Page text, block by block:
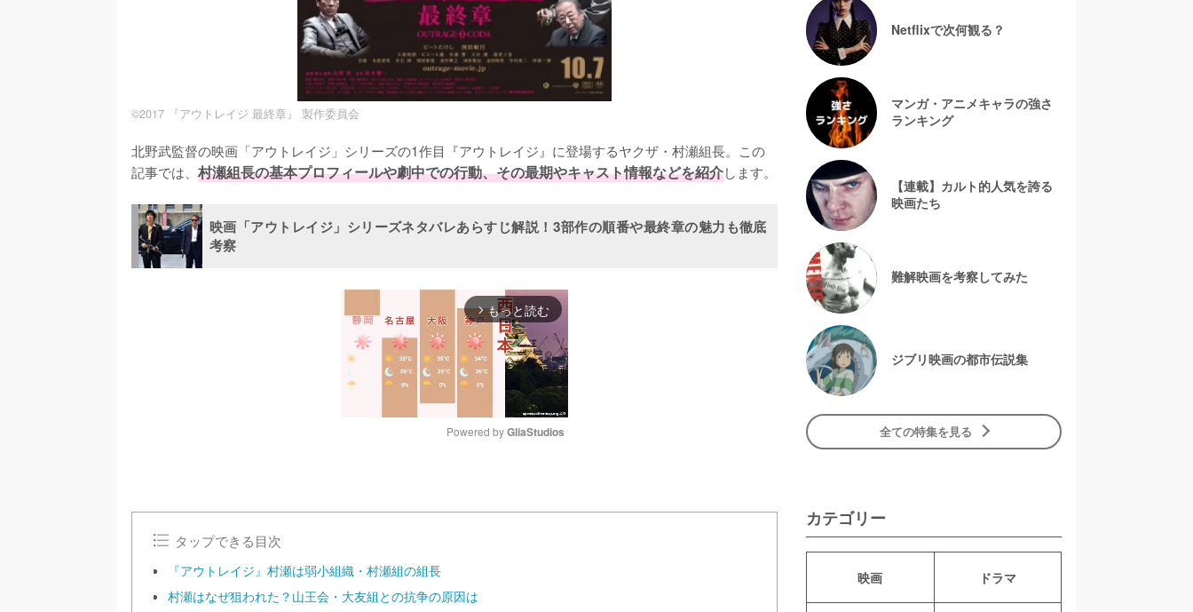
©2017 『アウトレイジ 最終章』 製作委員会
北野武監督の映画「アウトレイジ」シリーズの1作目『アウトレイジ』に登場するヤクザ・村瀬組長。この
記事では、 村瀬組長の基本プロフィールや劇中での行動、その最期やキャスト情報などを紹介します。
映画「アウトレイジ」シリーズネタバレあらすじ解説！3部作の順番や最終章の魅力も徹底
考察
arrow_forward_ios もっと読む
u
Powered by GliaStudios
タップできる目次
『アウトレイジ』村瀬は弱小組織・村瀬組の組長
村瀬はなぜ狙われた？山王会・大友組との抗争の原因は
Netflixで次何観る？
マンガ・アニメキャラの強さ
ランキング
【連載】カルト的人気を誇る
映画たち
難解映画を考察してみた
ジブリ映画の都市伝説集
全ての特集を見る
カテゴリー
映画 ドラマ